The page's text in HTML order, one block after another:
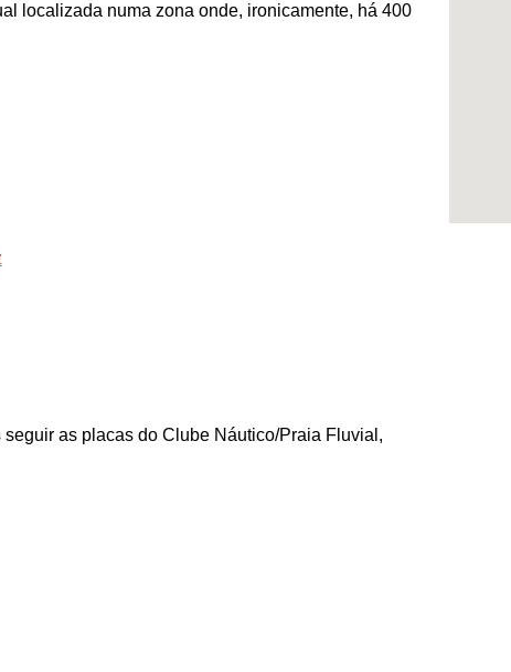
localizada numa zona onde, ironicamente, há 400
as placas do Clube Náutico/Praia Fluvial,